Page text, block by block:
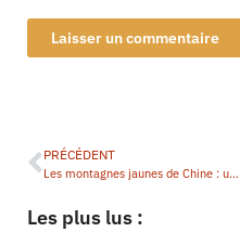
PRÉCÉDENT
Les montagnes jaunes de Chine : un trésor naturel à découvrir ?
Les plus lus :